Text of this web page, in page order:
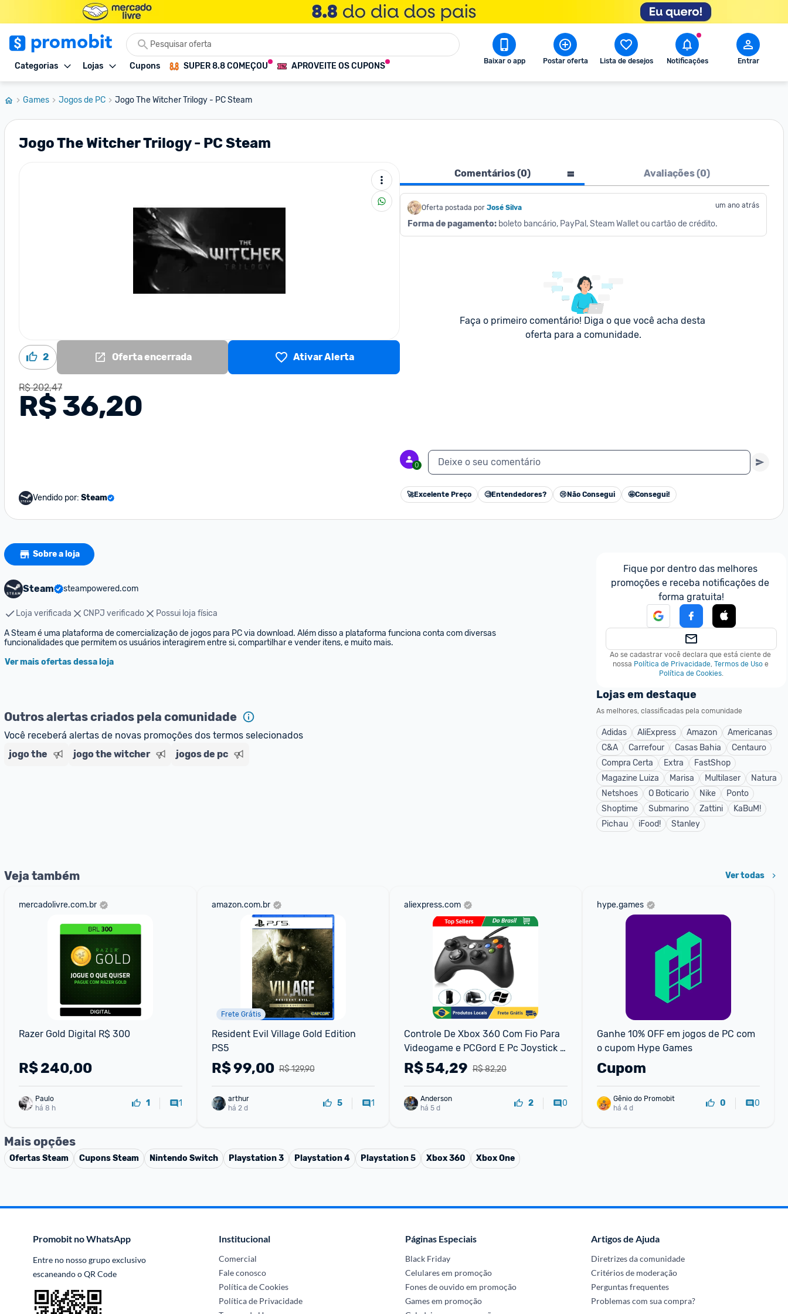
Categorias Lojas Cupons SUPER 8.8 COMEÇOU APROVEITE OS CUPONS Baixar o app Postar oferta Lista de desejos Notificações Entrar
Games Jogos de PC Jogo The Witcher Trilogy - PC Steam
Jogo The Witcher Trilogy - PC Steam
2 Oferta encerrada Ativar Alerta
R$ 202,47
R$ 36,20
Vendido por: Steam
Comentários (0) Avaliações (0)
Oferta postada por José Silva um ano atrás
Forma de pagamento: boleto bancário, PayPal, Steam Wallet ou cartão de crédito.
Faça o primeiro comentário! Diga o que você acha desta
oferta para a comunidade.
0 Deixe o seu comentário
🚀Excelente Preço 🧐Entendedores? 😢 Não Consegui 🤩Consegui!
Sobre a loja
Steam steampowered.com
Loja verificada CNPJ verificado
Possui loja física
A Steam é uma plataforma de comercialização de jogos para PC via download. Além disso a plataforma funciona conta com diversas
funcionalidades que permitem os usuários interagirem entre si, compartilhar e vender itens, e muito mais.
Ver mais ofertas dessa loja
Outros alertas criados pela comunidade
Você receberá alertas de novas promoções dos termos selecionados
jogo the
jogo the witcher jogos de pc
Fique por dentro das melhores
promoções e receba notificações de
forma gratuita!
Ao se cadastrar você declara que está ciente de
nossa Política de Privacidade, Termos de Uso e
Política de Cookies.
Lojas em destaque
As melhores, classificadas pela comunidade
Adidas AliExpress Amazon
Americanas
C&A
Carrefour Casas Bahia
Centauro
Compra Certa
Extra
FastShop
Magazine Luiza
Marisa Multilaser
Natura
Netshoes
O Boticario Nike
Ponto
Shoptime
Submarino Zattini
KaBuM!
Pichau
iFood! Stanley
Veja também Ver todas
mercadolivre.com.br
Razer Gold Digital R$ 300
R$240,00
Paulo
há 8 h
1 1
amazon.com.br
Frete Grátis
Resident Evil Village Gold Edition
PS5
R$ 129,90
R$99,00
arthur
há 2 d
5 1
aliexpress.com
Controle De Xbox 360 Com Fio Para
Videogame e PCGord E Pc Joystick
Jogo
R$ 82,20
R$54,29
Anderson
há 5 d
2 0
hype.games
Ganhe 10% OFF em jogos de PC com
o cupom Hype Games
Cupom
Gênio do Promobit
há 4 d
0 0
Mais opções
OfertasSteam CuponsSteam Nintendo Switch Playstation 3 Playstation 4 Playstation 5 Xbox 360 Xbox One
Promobit no WhatsApp
Entre no nosso grupo exclusivo
escaneando o QR Code
Institucional
Comercial
Fale conosco
Política de Cookies
Política de Privacidade
Páginas Especiais
Black Friday
Celulares em promoção
Fones de ouvido em promoção
Games em promoção
Artigos de Ajuda
Diretrizes da comunidade
Critérios de moderação
Perguntas frequentes
Problemas com sua compra?